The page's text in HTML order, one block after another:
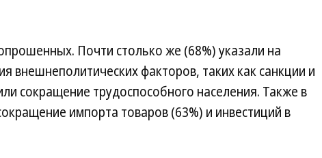
Почти столько же (68%) указали на
внешнеполитических факторов, таких как санкции и
сокращение трудоспособного населения. Также в
импорта товаров (63%) и инвестиций в